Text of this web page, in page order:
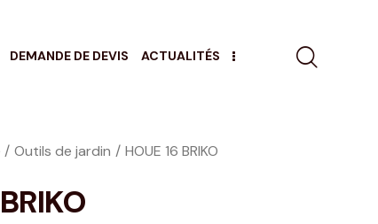
DEMANDE DE DEVIS ACTUALITÉS
Outils de jardin HOUE 16 BRIKO